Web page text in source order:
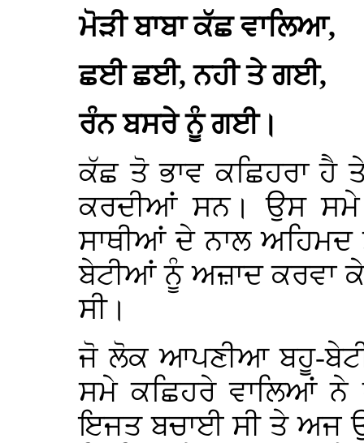
ਮੋੜੀ ਬਾਬਾ ਕੱਛ ਵਾਲਿਆ,
ਛਈ ਛਈ, ਨਹੀ ਤੇ ਗਈ,
ਰੰਨ ਬਸਰੇ ਨੂੰ ਗਈ।
ਕੱਛ ਤੋ ਭਾਵ ਕਛਿਹਰਾ ਹੈ
ਕਰਦੀਆਂ ਸਨ। ਉਸ ਸਮੇ
ਸਾਥੀਆਂ ਦੇ ਨਾਲ ਅਹਿਮਦ
ਬੇਟੀਆਂ ਨੂੰ ਅਜ਼ਾਦ ਕਰਵਾ
ਸੀ।
ਜੋ ਲੋਕ ਆਪਣੀਆ ਬਹੂ-
ਸਮੇ ਕਛਿਹਰੇ ਵਾਲਿਆਂ ਨੇ
ਇਜਤ ਬਚਾਈ ਸੀ ਤੇ ਅਜ